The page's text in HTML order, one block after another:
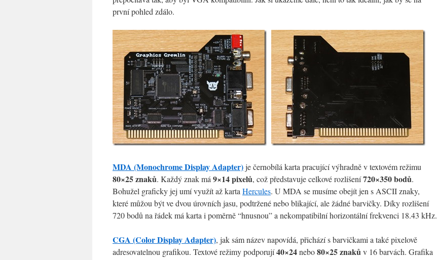
první pohled zdálo.
MDA (Monochrome Display Adapter)je černobílá karta pracující výhradně v textovém režimu
80×25 znaků. Každý znak má 9×14 pixelů, což představuje celkové rozlišení720×350 bodů.
Bohužel graficky jej umí využít až karta Hercules. U MDA se musíme obejít jen s ASCII znaky,
které můžou být ve dvou úrovních jasu, podtržené nebo blikající, ale žádné barvičky. Díky rozlišení
720 bodů na řádek má karta i poměrně “hnusnou” a nekompatibilní horizontální frekvenci 18.43 kHz.
CGA (Color Display Adapter), jak sám název napovídá, přichází s barvičkami a také pixelově
adresovatelnou grafikou. Textové režimy podporují40×24nebo80×25 znakův 16 barvách. Grafika